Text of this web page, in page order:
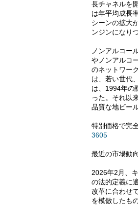
長チャネルを
は年平均成長
シーンの拡大
ンジンになり
ノンアルコー
やノンアルコ
のネットワー
は、若い世代
は、1994年の
った。それ以
品質な地ビー
特別価格で完
3605
最近の市場動向
2026年2月、
の法的定義に
改革に合わせ
を模倣したも